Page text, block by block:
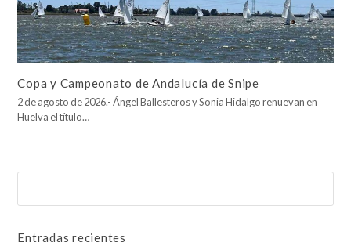
Copa y Campeonato de Andalucía de Snipe
2 de agosto de 2026.- Ángel Ballesteros y Sonia Hidalgo renuevan en
Huelva el título…
Entradas recientes